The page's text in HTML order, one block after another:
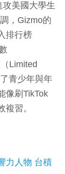
美國大學生
，Gizmo的
排行榜
Limited
青少年與年
像刷TikTok
習。
力人物 台積